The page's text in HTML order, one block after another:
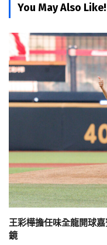
You May Also Like!
王彩樺擔任味全龍開球
鏡